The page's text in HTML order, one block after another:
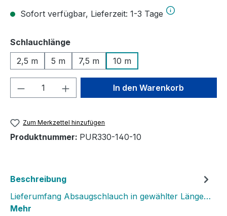
Sofort verfügbar, Lieferzeit: 1-3 Tage
Schlauchlängeauswählen
2,5 m
5 m 7,5 m 10 m
Produkt Anzahl: Gib denIn den Warenkorb
Zum Merkzettel hinzufügen
Produktnummer: PUR330-140-10
Beschreibung
Lieferumfang Absaugschlauch in gewählter Länge…
Mehr